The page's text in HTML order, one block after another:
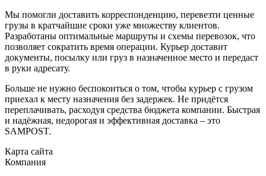
Мы помогли доставить корреспонденцию, перевезти ценные
грузы в кратчайшие сроки уже множеству клиентов.
Разработаны оптимальные маршруты и схемы перевозок, что
позволяет сократить время операции. Курьер доставит
документы, посылку или груз в назначенное место и передаст
в руки адресату.
Больше не нужно беспокоиться о том, чтобы курьер с грузом
приехал к месту назначения без задержек. Не придётся
переплачивать, расходуя средства бюджета компании. Быстрая
и надёжная, недорогая и эффективная доставка – это
SAMPOST.
Карта сайта
Компания